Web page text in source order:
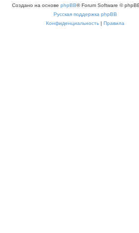
Создано на основе phpBB® Forum Software ©
Русская поддержка phpBB
Конфиденциальность | Правила